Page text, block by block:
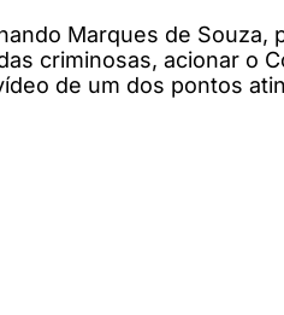
Marques de
criminosas, acionar o
de um dos pontos